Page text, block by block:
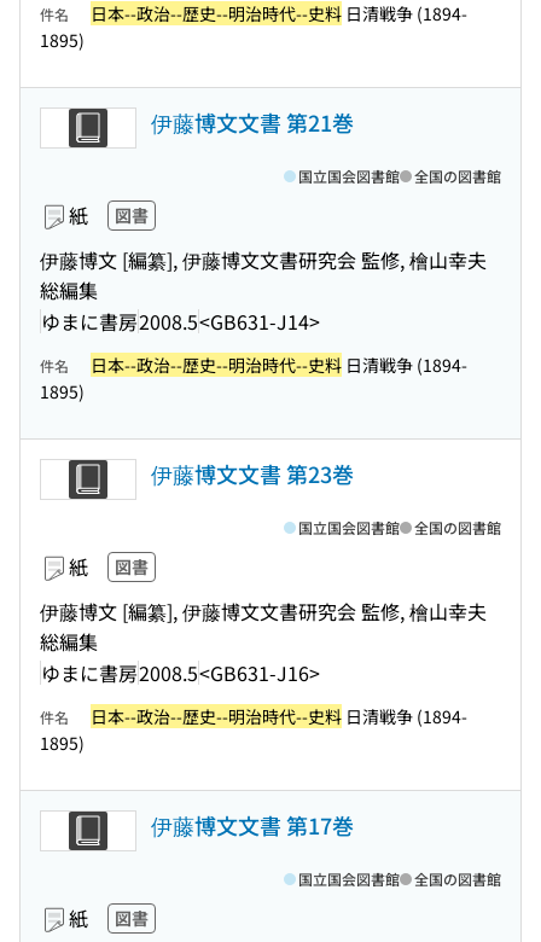
件名 日本--政治--歴史--明治時代--史料 日清戦争 (1894-
1895)
伊藤博文文書 第21巻
紙 図書
伊藤博文 [編纂], 伊藤博文文書研究会 監修, 檜山幸夫
総編集
ゆまに書房2008.5<GB631-J14>
国立国会図書館 全国の図書館
件名 日本--政治--歴史--明治時代--史料 日清戦争 (1894-
1895)
伊藤博文文書 第23巻
紙 図書
伊藤博文 [編纂], 伊藤博文文書研究会 監修, 檜山幸夫
総編集
ゆまに書房2008.5<GB631-J16>
国立国会図書館 全国の図書館
件名 日本--政治--歴史--明治時代--史料 日清戦争 (1894-
1895)
伊藤博文文書 第17巻
紙 図書
国立国会図書館 全国の図書館